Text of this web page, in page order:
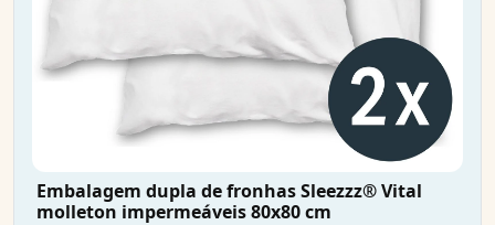
Embalagem dupla de fronhas Sleezzz® Vital
molleton impermeáveis 80x80 cm